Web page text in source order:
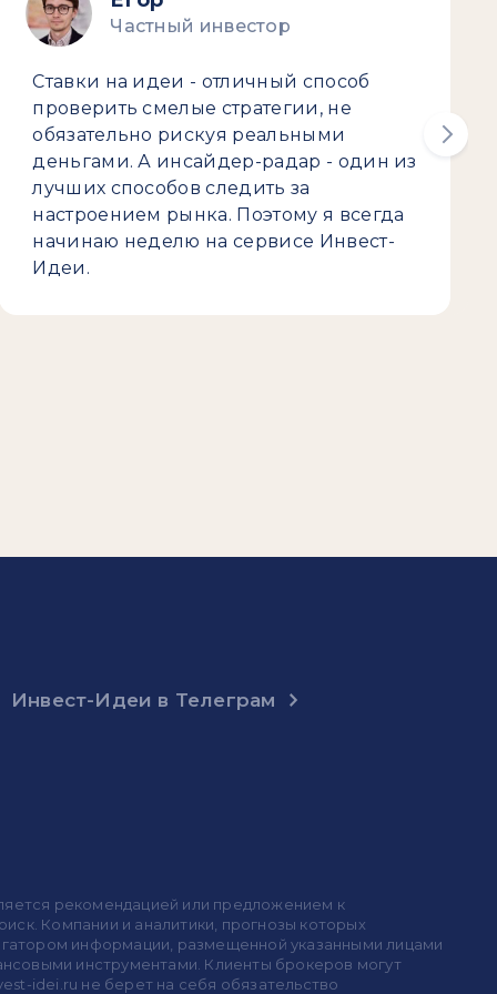
Частный инвестор
Ставки на идеи - отличный способ
проверить смелые стратегии, не
обязательно рискуя реальными
деньгами. А инсайдер-радар - один из
лучших способов следить за
настроением рынка. Поэтому я всегда
начинаю неделю на сервисе Инвест-
Идеи.
Инвест-Идеи в Телеграм
рекомендацией или предложением к
Компании и аналитики, прогнозы которых
информации, размещенной указанными лицами
инструментами. Клиенты брокеров могут
idei.ru не берет на себя обязательство